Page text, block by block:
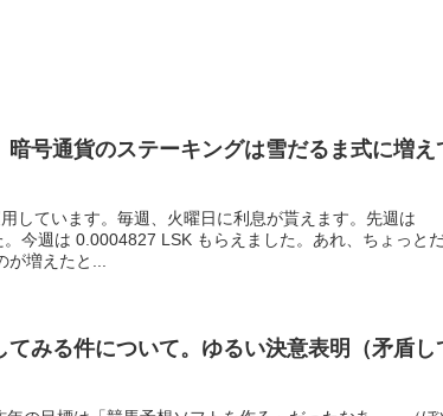
暗号通貨のステーキングは雪だるま式に増え
しています。毎週、火曜日に利息が貰えます。先週は
今週は 0.0004827 LSK もらえました。あれ、ちょっと
増えたと...
てみる件について。ゆるい決意表明（矛盾し